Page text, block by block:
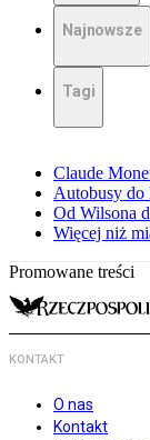
Najnowsze
Tagi
Claude
Autobusy do
Od Wilsona
Więcej niż
Promowane treści
KONTAKT
O nas
Kontakt